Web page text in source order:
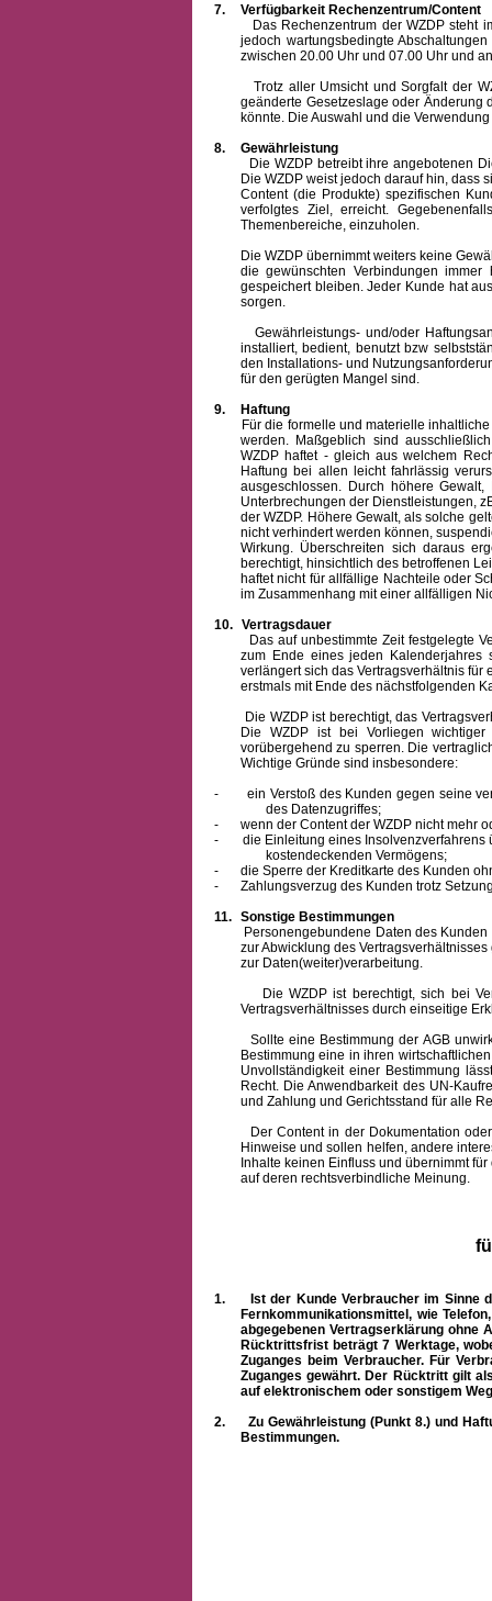
7.
Verfügbarkeit Rechenzentrum/Content
Das Rechenzentrum der WZDP steht im
jedoch wartungsbedingte
zwischen 20.00 Uhr und 07.00 Uhr und
Trotz aller Umsicht und Sorgfalt der
geänderte Gesetzeslage oder Änderung
könnte. Die Auswahl und die
8.
Gewährleistung
Die WZDP betreibt ihre angebotenen
Die WZDP weist jedoch darauf hin, dass
Content (die Produkte) spezifischen
verfolgtes Ziel, erreicht.
Themenbereiche, einzuholen.
Die WZDP übernimmt weiters keine
die gewünschten Verbindungen
gespeichert bleiben. Jeder Kunde hat
sorgen.
Gewährleistungs- und/oder
installiert, bedient, benutzt bzw
den Installations- und
für den gerügten Mangel sind.
9.
Haftung
Für die formelle und materielle
werden. Maßgeblich sind
WZDP haftet - gleich aus welchem
Haftung bei allen leicht fahrlässig
ausgeschlossen. Durch höhere
Unterbrechungen der Dienstleistungen,
der WZDP. Höhere Gewalt, als solche
nicht verhindert werden können,
Wirkung. Überschreiten sich daraus
berechtigt, hinsichtlich des betroffenen
haftet nicht für allfällige Nachteile oder
im Zusammenhang mit einer allfälligen
10. Vertragsdauer
Das auf unbestimmte Zeit festgelegte
zum Ende eines jeden Kalenderjahres
verlängert sich das Vertragsverhältnis
erstmals mit Ende des nächstfolgenden
Die WZDP ist berechtigt, das
Die WZDP ist bei Vorliegen
vorübergehend zu sperren. Die
Wichtige Gründe sind insbesondere:
-
ein Verstoß des Kunden gegen seine
des Datenzugriffes;
-
wenn der Content der WZDP nicht mehr
-
die Einleitung eines
kostendeckenden Vermögens;
-
die Sperre der Kreditkarte des Kunden
-
Zahlungsverzug des Kunden trotz
11. Sonstige Bestimmungen
Personengebundene Daten des Kunden
zur Abwicklung des
zur Daten(weiter)verarbeitung.
Die WZDP ist berechtigt, sich bei
Vertragsverhältnisses durch einseitige
Sollte eine Bestimmung der AGB
Bestimmung eine in ihren
Unvollständigkeit einer Bestimmung
Recht. Die Anwendbarkeit des UN-
und Zahlung und Gerichtsstand für alle
Der Content in der Dokumentation oder
Hinweise und sollen helfen, andere
Inhalte keinen Einfluss und übernimmt
auf deren rechtsverbindliche Meinung.
1.
Ist der Kunde Verbraucher im Sinne
Fernkommunikationsmittel, wie
abgegebenen Vertragserklärung ohne
Rücktrittsfrist beträgt 7 Werktage,
Zuganges beim Verbraucher. Für
Zuganges gewährt. Der Rücktritt gilt
auf elektronischem oder sonstigem
2.
Zu Gewährleistung (Punkt 8.) und
Bestimmungen.